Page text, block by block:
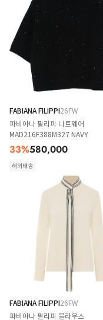
FABIANA FILIPPI26FW
파비아나 필리피 니트웨어
MAD216F388M327 NAVY
33%580,000
해외배송
FABIANA FILIPPI26FW
파비아나 필리피 블라우스